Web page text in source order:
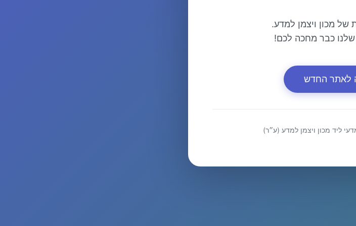
של מכון ויצמן למדע.
כבר מחכה לכם!
לאתר החדש
ליד מכון ויצמן למדע (ע״ר)